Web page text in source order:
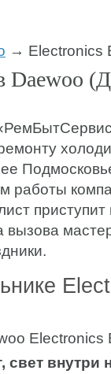
→ Electronics
Daewoo
работы
приступит
вызова
внутри